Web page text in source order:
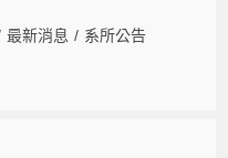
最新消息 / 系所公告